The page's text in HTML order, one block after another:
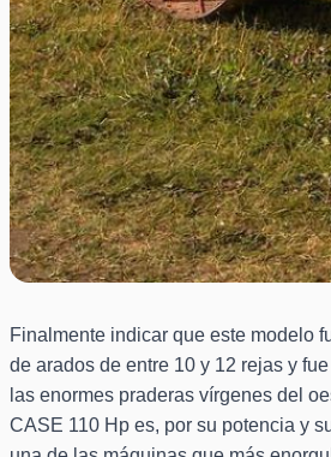
Finalmente indicar que este modelo
de arados de entre 10 y 12 rejas y
las enormes praderas vírgenes del
CASE 110 Hp es, por su potencia y